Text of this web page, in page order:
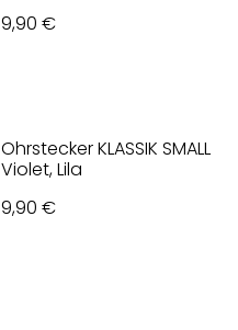
9,90 €
Ohrstecker KLASSIK SMALL
Violet, Lila
9,90 €